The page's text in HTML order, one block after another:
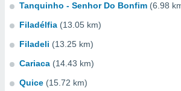
Tanquinho - Senhor Do Bonfim (6.98
Filadélfia (13.05 km)
Filadeli (13.25 km)
Cariaca (14.43 km)
Quice (15.72 km)